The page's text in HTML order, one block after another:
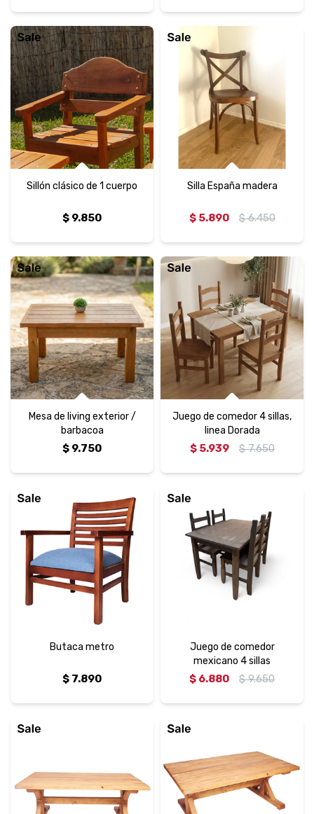
Sillón clásico de 1 cuerpo
$ 9.850
Silla España madera
$ 5.890 $ 6.450
Mesa de living exterior /
barbacoa
$ 9.750
Juego de comedor 4 sillas,
linea Dorada
$ 5.939 $ 7.650
Butaca metro
$ 7.890
Juego de comedor
mexicano 4 sillas
$ 6.880 $ 9.650